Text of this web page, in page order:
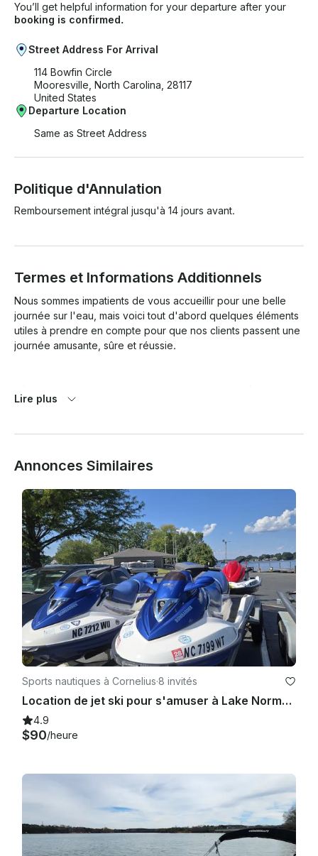
You’ll get helpful information for your departure after your
booking is confirmed.
Street Address For Arrival
114 Bowfin Circle
Mooresville, North Carolina, 28117
United States
Departure Location
Same as Street Address
Politique d'Annulation
Remboursement intégral jusqu'à 14 jours avant.
Termes et Informations Additionnels
Nous sommes impatients de vous accueillir pour une belle
journée sur l'eau, mais voici tout d'abord quelques éléments
utiles à prendre en compte pour que nos clients passent une
journée amusante, sûre et réussie.
me garer ?
vous garer dans la zone réservée aux voitures sans
Marina, veuillez donc nous permettre de vous montrer le
Quand dois-je arriver ?
Afin de maximiser votre temps sur l'eau, veuillez arriver au
moins 15 minutes avant le départ prévu de votre session.
Nous vérifierons que la dérogation de chacun a été signée,
discuterons des mesures de sécurité et ferons une brève
visite du bateau avant le départ.
Qui doit signer une renonciation ?
Toutes les personnes qui montent à bord doivent signer une
décharge, même si elles ne participent pas à une activité de
sports nautiques. Nous ne pouvons pas quitter le quai tant
dérogation. Vous recevrez un lien pour signer les
dérogations une fois votre réservation confirmée
pour une journée incroyable sur l'eau !
Également inclus : - - gilets de sauvetage (différentes tailles)
- *les tailles pour les petits enfants peuvent être limitées
. - Wakeboards, planches
Lire plus
Annonces Similaires
Sports nautiques à Cornelius·8 invités
Location de jet ski pour s'amuser à Lake Norman, en Caroline du Nord, près de Charlotte
4.9
$90/heure